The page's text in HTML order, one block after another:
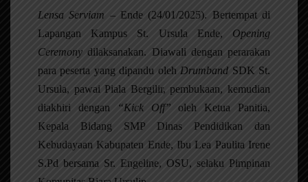
Lensa Serviam – Ende (24/01/2025). Bertempat di
Lapangan Kampus St. Ursula Ende, Opening
Ceremony dilaksanakan. Diawali dengan perarakan
para peserta yang dipandu oleh Drumband SDK St.
Ursula, pawai Piala Bergilir, pembukaan, kemudian
diakhiri dengan
“Kick Off” oleh Ketua Panitia,
Kepala Bidang SMP Dinas Pendidikan dan
Kebudayaan Kabupaten Ende, Ibu Lea Paulita Irene
S.Pd bersama Sr. Engeline, OSU, selaku Pimpinan